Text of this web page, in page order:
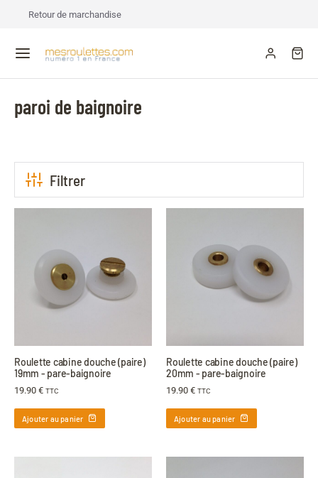
Retour de marchandise
paroi de baignoire
Filtrer
Roulette cabine douche (paire)
19mm - pare-baignoire
19.90 € TTC
Ajouter au panier
Roulette cabine douche (paire)
20mm - pare-baignoire
19.90 € TTC
Ajouter au panier